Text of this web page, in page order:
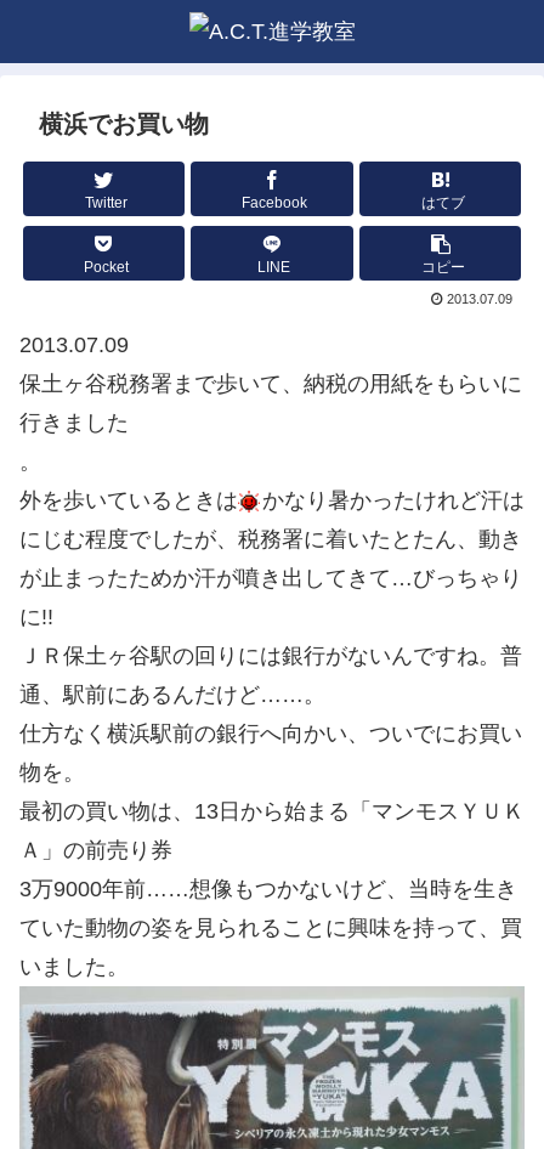
横浜でお買い物
Twitter Facebook はてブ
Pocket LINE コピー
2013.07.09
2013.07.09
保土ヶ谷税務署まで歩いて、納税の用紙をもらいに
行きました
。
外を歩いているときは
かなり暑かったけれど汗は
にじむ程度でしたが、税務署に着いたとたん、動き
が止まったためか汗が噴き出してきて…びっちゃり
に!!
ＪＲ保土ヶ谷駅の回りには銀行がないんですね。普
通、駅前にあるんだけど……。
仕方なく横浜駅前の銀行へ向かい、ついでにお買い
物を。
最初の買い物は、13日から始まる「マンモスＹＵＫ
Ａ」の前売り券
3万9000年前……想像もつかないけど、当時を生き
ていた動物の姿を見られることに興味を持って、買
いました。